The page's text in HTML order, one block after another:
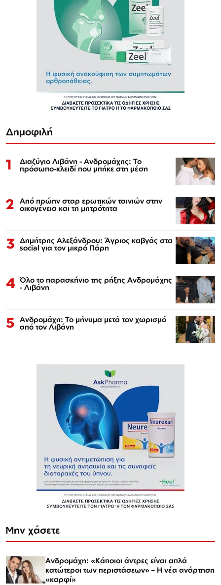
Δημοφιλή
1 Διαζύγιο Λιβάνη - Ανδρομάχης: Το
πρόσωπο-κλειδί που μπήκε στη μέση
2 Από πρώην σταρ ερωτικών ταινιών στην
οικογένεια και τη μητρότητα
3 Δημήτρης Αλεξάνδρου: Άγριος καβγάς στα
social για τον μικρό Πάρη
4 Όλο το παρασκήνιο της ρήξης Ανδρομάχης
- Λιβάνη
5 Ανδρομάχη: Το μήνυμα μετά τον χωρισμό
από τον Λιβάνη
Μην χάσετε
Ανδρομάχη: «Κάποιοι άντρες είναι απλά
κατώτεροι των περιστάσεων» – Η νέα ανάρτηση
«καρφί»